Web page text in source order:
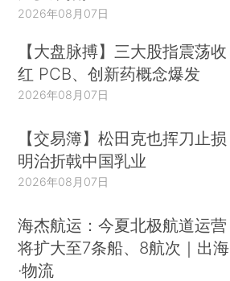
2026年08月07日
【大盘脉搏】三大股指震荡收
红 PCB、创新药概念爆发
2026年08月07日
【交易簿】松田克也挥刀止损
明治折戟中国乳业
2026年08月07日
海杰航运：今夏北极航道运营
将扩大至7条船、8航次｜出海
·物流